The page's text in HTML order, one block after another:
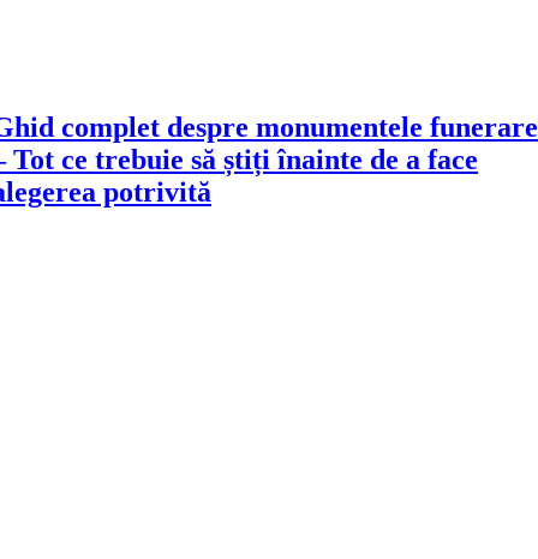
complet despre monumentele funerare
Tot ce trebuie să știți înainte de a face
potrivită